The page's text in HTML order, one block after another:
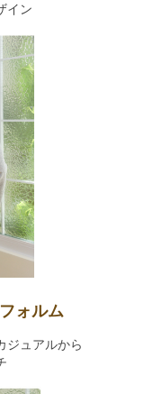
イン
ォルム
ジュアルから